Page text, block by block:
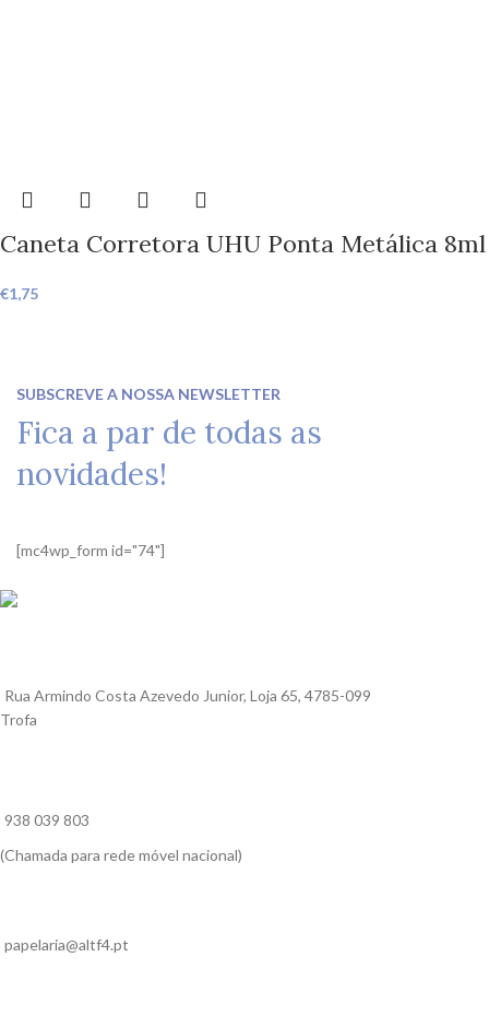
Caneta Corretora UHU Ponta Metálica 8ml
€1,75
SUBSCREVE A NOSSA NEWSLETTER
Fica a par de todas as
novidades!
[mc4wp_form id="74"]
Rua Armindo Costa Azevedo Junior, Loja 65, 4785-099
Trofa
938 039 803
(Chamada para rede móvel nacional)
papelaria@altf4.pt